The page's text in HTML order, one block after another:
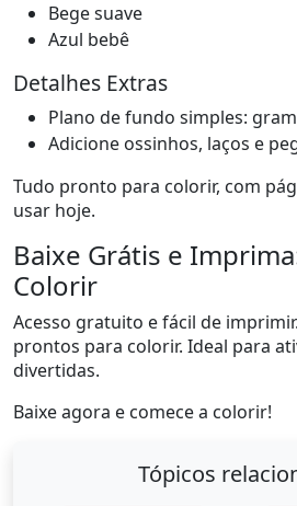
Bege suave
Azul bebê
Detalhes Extras
Plano de fundo simples:
Adicione ossinhos, laços e
Tudo pronto para colorir, com
usar hoje.
Baixe Grátis e
Colorir
Acesso gratuito e fácil de
prontos para colorir. Ideal para
divertidas.
Baixe agora e comece a colorir!
Tópicos